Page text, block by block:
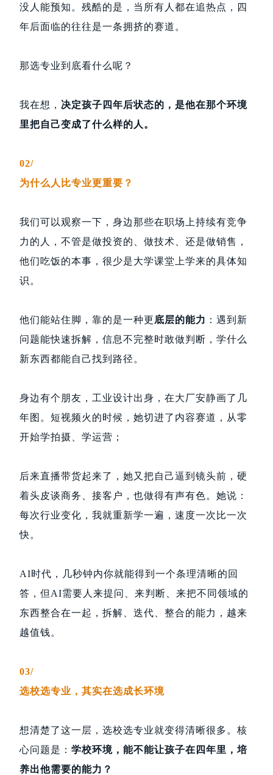
没人能预知。残酷的是，当所有人都在追热点，四
年后面临的往往是一条拥挤的赛道。
那选专业到底看什么呢？
我在想， 决定孩子四年后状态的，是他在那个环境
里把自己变成了什么样的人。
02/
为什么人比专业更重要？
我们可以观察一下，身边那些在职场上持续有竞争
力的人，不管是做投资的、做技术、还是做销售，
他们吃饭的本事，很少是大学课堂上学来的具体知
识。
他们能站住脚，靠的是一种更底层的能力 ：遇到新
问题能快速拆解，信息不完整时敢做判断，学什么
新东西都能自己找到路径。
身边有个朋友，工业设计出身，在大厂安静画了几
年图。短视频火的时候，她切进了内容赛道，从零
开始学拍摄、学运营；
后来直播带货起来了，她又把自己逼到镜头前，硬
着头皮谈商务、接客户，也做得有声有色。她说：
每次行业变化，我就重新学一遍，速度一次比一次
快。
AI时代，几秒钟内你就能得到一个条理清晰的回
答，但AI需要人来提问、来判断、来把不同领域的
东西整合在一起，拆解、迭代、整合的能力，越来
越值钱。
03/
选校选专业，其实在选成长环境
想清楚了这一层，选校选专业就变得清晰很多。核
心问题是： 学校环境，能不能让孩子在四年里，培
养出他需要的能力？